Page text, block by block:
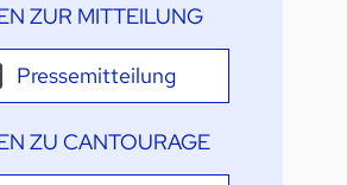
ZUR MITTEILUNG
Pressemitteilung
ZU CANTOURAGE